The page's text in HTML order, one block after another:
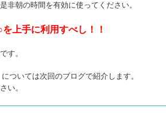
非朝の時間を有効に使ってください。
を上手に利用すべし！！
す。
ついては次回のブログで紹介します。
い。